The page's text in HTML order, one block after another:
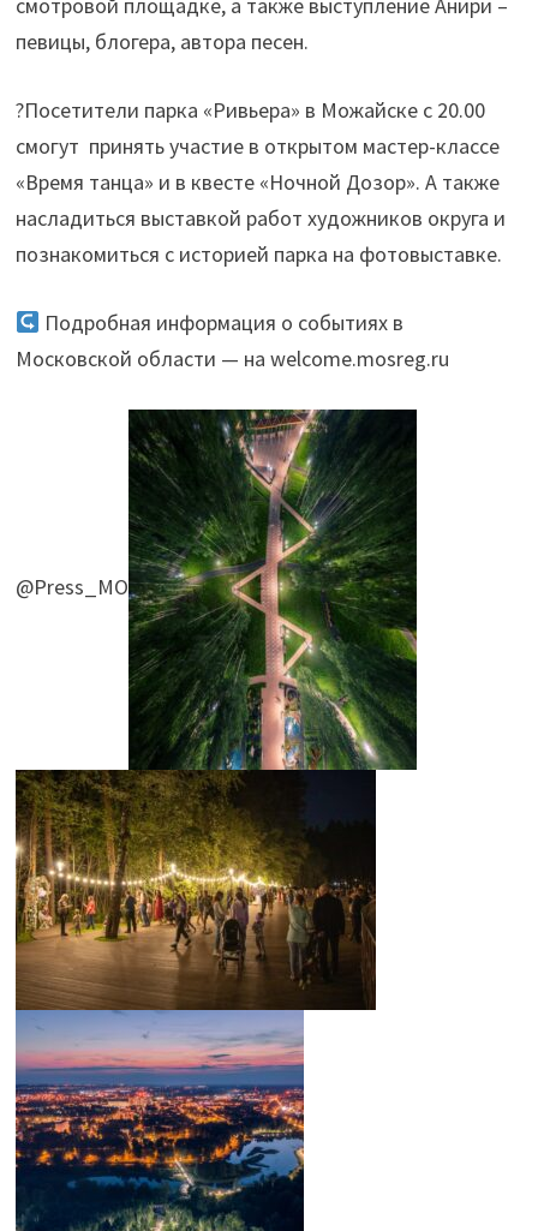
певицы, блогера, автора песен.
?Посетители парка «Ривьера» в Можайске с 20.00
смогут принять участие в открытом мастер-классе
«Время танца» и в квесте «Ночной Дозор». А также
насладиться выставкой работ художников округа и
познакомиться с историей парка на фотовыставке.
Подробная информация о событиях в
Московской области — на welcome.mosreg.ru
@Press_MO